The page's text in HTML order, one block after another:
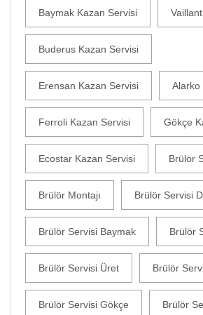
Baymak Kazan Servisi
Buderus Kazan Servisi
Erensan Kazan Servisi Alarko
Ferroli Kazan Servisi Gökçe
Ecostar Kazan Servisi Brülör
Brülör Montajı Brülör Servisi
Brülör Servisi Baymak Brülör
Brülör Servisi Üret Brülör
Brülör Servisi Gökçe Brülör